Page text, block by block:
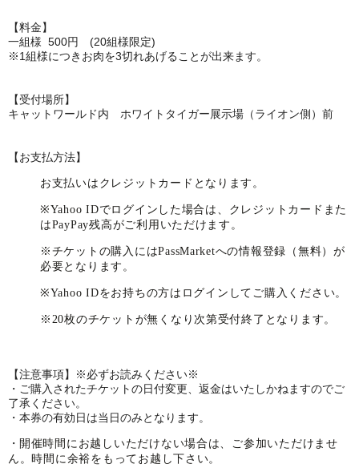
【料金】
一組様 500円 (20組様限定)
※1組様につきお肉を3切れあげることが出来ます。
【受付場所】
キャットワールド内 ホワイトタイガー展示場（ライオン側）前
【お支払方法】
お支払いはクレジットカードとなります。
※Yahoo IDでログインした場合は、クレジットカードまた
はPayPay残高がご利用いただけます。
※チケットの購入にはPassMarketへの情報登録（無料）が
必要となります。
※Yahoo IDをお持ちの方はログインしてご購入ください。
※20枚のチケットが無くなり次第受付終了となります。
【注意事項】※必ずお読みください※
・ご購入されたチケットの日付変更、返金はいたしかねますのでご
了承ください。
・本券の有効日は当日のみとなります。
・ 開催時間にお越しいただけない場合は、ご参加いただけませ
ん。時間に余裕をもってお越し下さい。